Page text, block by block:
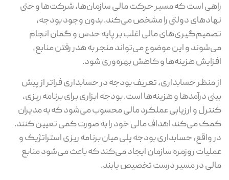
راهی است که مسیر حرکت مالی سازمان‌ها، شرکت‌ها و حتی
نهادهای دولتی را مشخص می‌کند. بدون وجود بودجه،
تصمیم‌گیری‌های مالی اغلب بر پایه حدس و گمان انجام
می‌شوند و این موضوع می‌تواند منجر به هدر رفتن منابع،
افزایش هزینه‌ها و کاهش بهره‌وری شود.
از منظر حسابداری، تعریف بودجه در حسابداری فراتر از پیش‌
بینی درآمدها و هزینه‌ها است. بودجه ابزاری برای برنامه‌ ریزی،
کنترل و ارزیابی عملکرد مالی محسوب می‌شود که به مدیران
کمک می‌کند اهداف مالی خود را به‌ صورت کمی تعیین کنند.
در واقع، حسابداری بودجه پلی میان برنامه‌ ریزی استراتژیک و
عملیات روزمره سازمان ایجاد می‌کند که باعث می‌شود منابع
مالی در مسیر درست تخصیص یابند.